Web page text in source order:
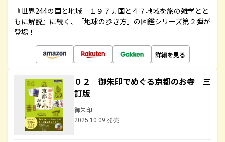
『世界244の国と地域 １９７ヵ国と４７地域を旅の雑学とと
もに解説』に続く、「地球の歩き方」の図鑑シリーズ第２弾が
登場！
詳細を見る
０２ 御朱印でめぐる京都のお寺 三
訂版
御朱印
2025.10.09 発売